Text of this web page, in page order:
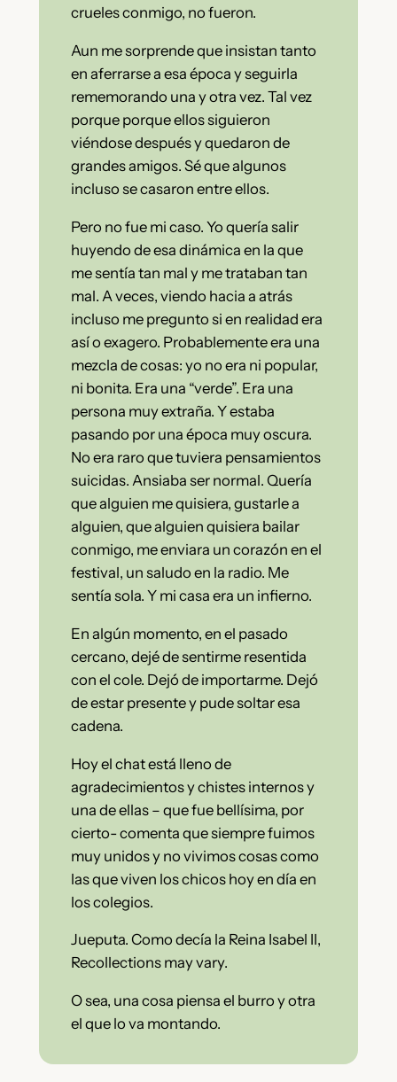
crueles conmigo, no fueron.
Aun me sorprende que insistan tanto
en aferrarse a esa época y seguirla
rememorando una y otra vez. Tal vez
porque porque ellos siguieron
viéndose después y quedaron de
grandes amigos. Sé que algunos
incluso se casaron entre ellos.
Pero no fue mi caso. Yo quería salir
huyendo de esa dinámica en la que
me sentía tan mal y me trataban tan
mal. A veces, viendo hacia a atrás
incluso me pregunto si en realidad era
así o exagero. Probablemente era una
mezcla de cosas: yo no era ni popular,
ni bonita. Era una “verde”. Era una
persona muy extraña. Y estaba
pasando por una época muy oscura.
No era raro que tuviera pensamientos
suicidas. Ansiaba ser normal. Quería
que alguien me quisiera, gustarle a
alguien, que alguien quisiera bailar
conmigo, me enviara un corazón en el
festival, un saludo en la radio. Me
sentía sola. Y mi casa era un infierno.
En algún momento, en el pasado
cercano, dejé de sentirme resentida
con el cole. Dejó de importarme. Dejó
de estar presente y pude soltar esa
cadena.
Hoy el chat está lleno de
agradecimientos y chistes internos y
una de ellas – que fue bellísima, por
cierto- comenta que siempre fuimos
muy unidos y no vivimos cosas como
las que viven los chicos hoy en día en
los colegios.
Jueputa. Como decía la Reina Isabel II,
Recollections may vary.
O sea, una cosa piensa el burro y otra
el que lo va montando.